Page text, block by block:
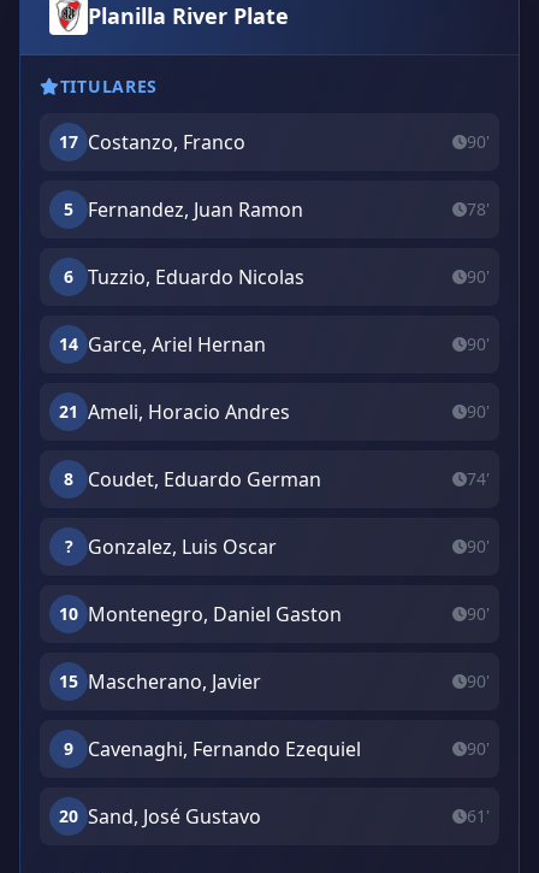
Planilla River Plate
TITULARES
17 Costanzo, Franco 90'
5 Fernandez, Juan Ramon 78'
6 Tuzzio, Eduardo Nicolas 90'
14 Garce, Ariel Hernan 90'
21 Ameli, Horacio Andres 90'
8 Coudet, Eduardo German 74'
? Gonzalez, Luis Oscar 90'
10 Montenegro, Daniel Gaston 90'
15 Mascherano, Javier 90'
9 Cavenaghi, Fernando Ezequiel 90'
20 Sand, José Gustavo 61'